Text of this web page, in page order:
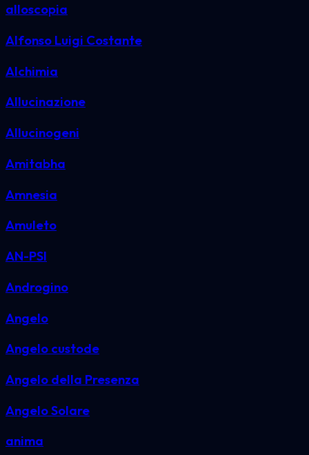
alloscopia
Alfonso Luigi Costante
Alchimia
Allucinazione
Allucinogeni
Amitabha
Amnesia
Amuleto
AN-PSI
Androgino
Angelo
Angelo custode
Angelo della Presenza
Angelo Solare
anima